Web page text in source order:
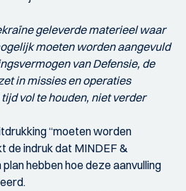
geleverde materieel waar
moeten worden aangevuld
van Defensie, de
in missies en operaties
vol te houden, niet verder
“moeten worden
de indruk dat MINDEF &
hebben hoe deze aanvulling